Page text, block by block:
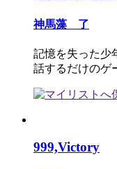
神馬藻 了
記憶を失った少
話するだけのゲ
999,Victory